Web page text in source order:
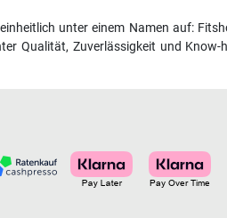
unter einem Namen auf:
Qualität, Zuverlässigkeit und